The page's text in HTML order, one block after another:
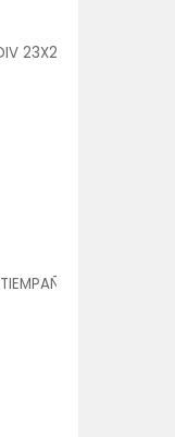
23X20 1/150
1/100